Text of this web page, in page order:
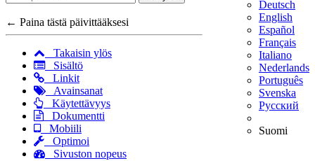
Deutsch
English
Español
Français
Italiano
Nederlands
Português
Svenska
Русский
Suomi
← Paina tästä päivittääksesi
Takaisin ylös
Sisältö
Linkit
Avainsanat
Käytettävyys
Dokumentti
Mobiili
Optimoi
Sivuston nopeus